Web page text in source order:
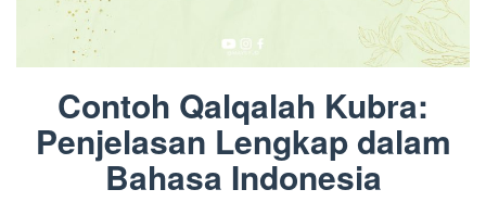
Contoh Qalqalah Kubra:
Penjelasan Lengkap dalam
Bahasa Indonesia